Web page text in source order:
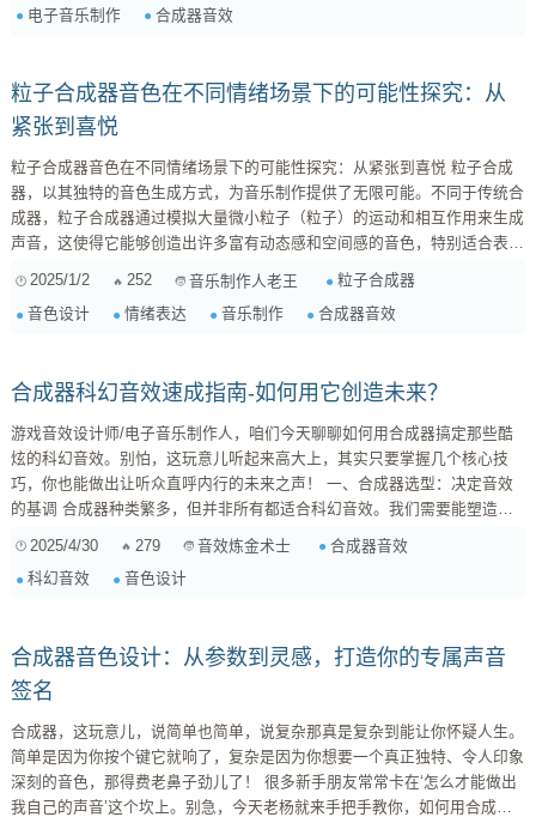
要了解赛博朋克音乐的核心元素： 冰冷的合成器音色 ：这是赛博朋克音乐
电子音乐制作
合成器音效
粒子合成器音色在不同情绪场景下的可能性探究：从
紧张到喜悦
粒子合成器音色在不同情绪场景下的可能性探究：从紧张到喜悦 粒子合成
器，以其独特的音色生成方式，为音乐制作提供了无限可能。不同于传统合
成器，粒子合成器通过模拟大量微小粒子（粒子）的运动和相互作用来生成
声音，这使得它能够创造出许多富有动态感和空间感的音色，特别适合表达
复杂的情绪。本文将探讨粒子合成器音色在不同情绪场景下的可能性，并以
紧张、恐惧、喜悦三个典型情绪为例进行分析。 紧张：悬念的构建与压力
的累积 在紧张的场景中，我们需要营造一种悬念感和压力感。粒子合成器
2025/1/2 252 音乐制作人老王
粒子合成器
音色设计
情绪表达 音乐制作 合成器音效
合成器科幻音效速成指南-如何用它创造未来？
游戏音效设计师/电子音乐制作人，咱们今天聊聊如何用合成器搞定那些酷
炫的科幻音效。别怕，这玩意儿听起来高大上，其实只要掌握几个核心技
巧，你也能做出让听众直呼内行的未来之声！ 一、合成器选型：决定音效
的基调 合成器种类繁多，但并非所有都适合科幻音效。我们需要能塑造独
合成器（Wavetable Synthesizer） ：代表作有Serum、Arturia Pigments。
波表合成器擅长制造复杂、动态的...
2025/4/30 279 音效炼金术士
合成器音效
科幻音效
音色设计
合成器音色设计：从参数到灵感，打造你的专属声音
签名
合成器，这玩意儿，说简单也简单，说复杂那真是复杂到能让你怀疑人生。
简单是因为你按个键它就响了，复杂是因为你想要一个真正独特、令人印象
深刻的音色，那得费老鼻子劲儿了！ 很多新手朋友常常卡在‘怎么才能做出
我自己的声音’这个坎上。别急，今天老杨就来手把手教你，如何用合成器